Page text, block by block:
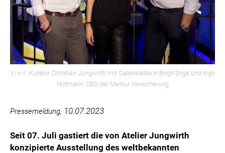
DOWNLOADS
PRESSEKONTAKT
V.l.n.r.: Kurator Christian Jungwirth mit Galerieleiterin Birgit Enge und Ingo
Hofmann, CEO der Merkur Versicherung
Pressemeldung, 10.07.2023
Seit 07. Juli gastiert die von Atelier Jungwirth
konzipierte Ausstellung des weltbekannten